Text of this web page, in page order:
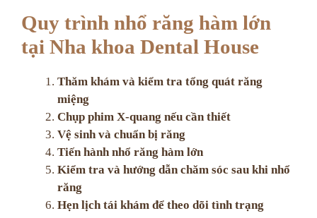
Quy trình nhổ răng hàm lớn
tại Nha khoa Dental House
Thăm khám và kiểm tra tổng quát răng
miệng
Chụp phim X-quang nếu cần thiết
Vệ sinh và chuẩn bị răng
Tiến hành nhổ răng hàm lớn
Kiểm tra và hướng dẫn chăm sóc sau khi nhổ
răng
Hẹn lịch tái khám để theo dõi tình trạng